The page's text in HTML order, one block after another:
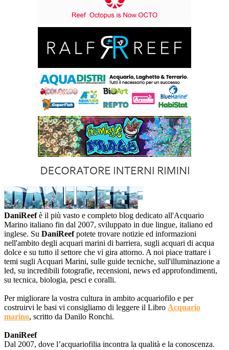
DaniReefè il più vasto e completo blog dedicato all'Acquario
Marino italiano fin dal 2007, sviluppato in due lingue, italiano ed
inglese. Su DaniReefpotete trovare notizie ed informazioni
nell'ambito degli acquari marini di barriera, sugli acquari di acqua
dolce e su tutto il settore che vi gira attorno. A noi piace trattare i
temi sugli Acquari Marini, sulle guide tecniche, sull'illuminazione a
led, su incredibili fotografie, recensioni, news ed approfondimenti,
su tecnica, biologia, pesci e coralli.
Per migliorare la vostra cultura in ambito acquariofilo e per
costruirvi le basi vi consigliamo di leggere il Libro Acquario
marino, scritto da Danilo Ronchi.
DaniReef
Dal 2007, dove l’acquariofilia incontra la qualità e la conoscenza.